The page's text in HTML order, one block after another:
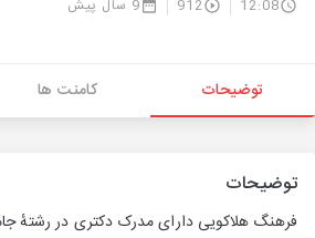
12:08
912 9 سال پیش
توضیحات کامنت ها
توضیحات
فرهنگ هلاکویی دارای مدرک دکتری در رشتهٔ